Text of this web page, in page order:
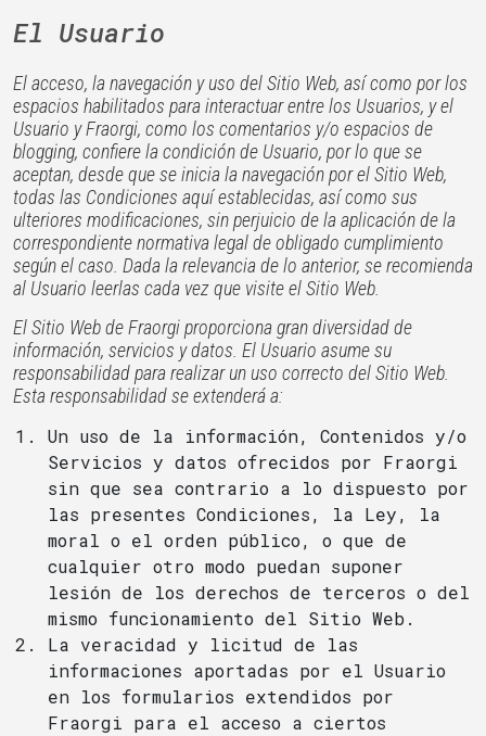
El Usuario
El acceso, la navegación y uso del Sitio Web, así como por los
espacios habilitados para interactuar entre los Usuarios, y el
Usuario y Fraorgi, como los comentarios y/o espacios de
blogging, confiere la condición de Usuario, por lo que se
aceptan, desde que se inicia la navegación por el Sitio Web,
todas las Condiciones aquí establecidas, así como sus
ulteriores modificaciones, sin perjuicio de la aplicación de la
correspondiente normativa legal de obligado cumplimiento
según el caso. Dada la relevancia de lo anterior, se recomienda
al Usuario leerlas cada vez que visite el Sitio Web.
El Sitio Web de Fraorgi proporciona gran diversidad de
información, servicios y datos. El Usuario asume su
responsabilidad para realizar un uso correcto del Sitio Web.
Esta responsabilidad se extenderá a:
Un uso de la información, Contenidos y/o
Servicios y datos ofrecidos por Fraorgi
sin que sea contrario a lo dispuesto por
las presentes Condiciones, la Ley, la
moral o el orden público, o que de
cualquier otro modo puedan suponer
lesión de los derechos de terceros o del
mismo funcionamiento del Sitio Web.
La veracidad y licitud de las
informaciones aportadas por el Usuario
en los formularios extendidos por
Fraorgi para el acceso a ciertos